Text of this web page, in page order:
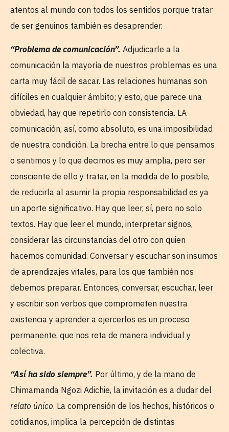
atentos al mundo con todos los sentidos porque tratar
de ser genuinos también es desaprender.
“Problema de comunicación”. Adjudicarle a la
comunicación la mayoría de nuestros problemas es una
carta muy fácil de sacar. Las relaciones humanas son
difíciles en cualquier ámbito; y esto, que parece una
obviedad, hay que repetirlo con consistencia. LA
comunicación, así, como absoluto, es una imposibilidad
de nuestra condición. La brecha entre lo que pensamos
o sentimos y lo que decimos es muy amplia, pero ser
consciente de ello y tratar, en la medida de lo posible,
de reducirla al asumir la propia responsabilidad es ya
un aporte significativo. Hay que leer, sí, pero no solo
textos. Hay que leer el mundo, interpretar signos,
considerar las circunstancias del otro con quien
hacemos comunidad. Conversar y escuchar son insumos
de aprendizajes vitales, para los que también nos
debemos preparar. Entonces, conversar, escuchar, leer
y escribir son verbos que comprometen nuestra
existencia y aprender a ejercerlos es un proceso
permanente, que nos reta de manera individual y
colectiva.
“Así ha sido siempre”. Por último, y de la mano de
Chimamanda Ngozi Adichie, la invitación es a dudar del
relato único. La comprensión de los hechos, históricos o
cotidianos, implica la percepción de distintas